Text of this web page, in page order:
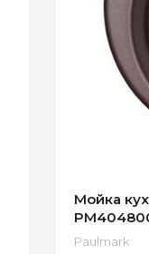
Мойка
Paulmark